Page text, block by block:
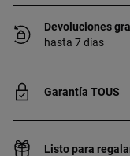
Devoluciones
hasta 7 días
Garantía TOUS
Listo para